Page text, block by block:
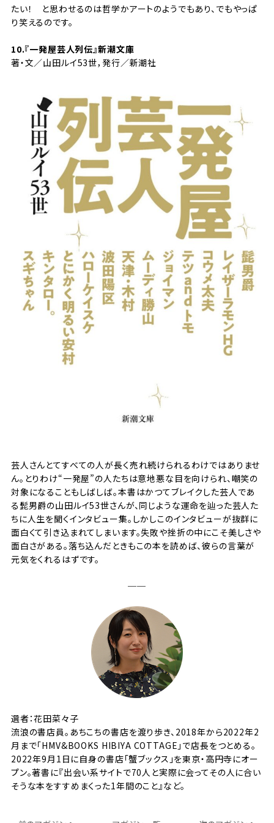
たい！ と思わせるのは哲学かアートのようでもあり、でもやっぱ
り笑えるのです。
10.『一発屋芸人列伝 』新潮文庫
著・文／山田ルイ53世，発行／新潮社
芸人さんとてすべての人が長く売れ続けられるわけではありませ
ん。とりわけ“一発屋”の人たちは意地悪な目を向けられ、嘲笑の
対象になることもしばしば。本書はかつてブレイクした芸人であ
る髭男爵の山田ルイ53世さんが、同じような運命を辿った芸人た
ちに人生を聞くインタビュー集。しかしこのインタビューが抜群に
面白くて引き込まれてしまいます。失敗や挫折の中にこそ美しさや
面白さがある。落ち込んだときもこの本を読めば、彼らの言葉が
元気をくれるはずです。
──
選者：花田菜々子
流浪の書店員。あちこちの書店を渡り歩き、2018年から2022年2
月まで「HMV&BOOKS HIBIYA COTTAGE」で店長をつとめる。
2022年9月1日に自身の書店「蟹ブックス 」を東京・高円寺にオー
プン。著書に『出会い系サイトで70人と実際に会ってその人に合い
そうな本をすすめまくった1年間のこと』など。